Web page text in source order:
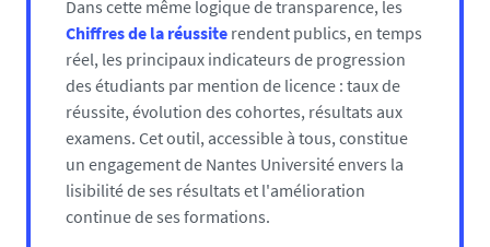
Découvrez les ressources sur leportail Enseigner et
accompagner à la réussite.
Dans cette même logique de transparence, les
Chiffres de la réussite rendent publics, en temps
réel, les principaux indicateurs de progression
des étudiants par mention de licence : taux de
réussite, évolution des cohortes, résultats aux
examens. Cet outil, accessible à tous, constitue
un engagement de Nantes Université envers la
lisibilité de ses résultats et l'amélioration
continue de ses formations.